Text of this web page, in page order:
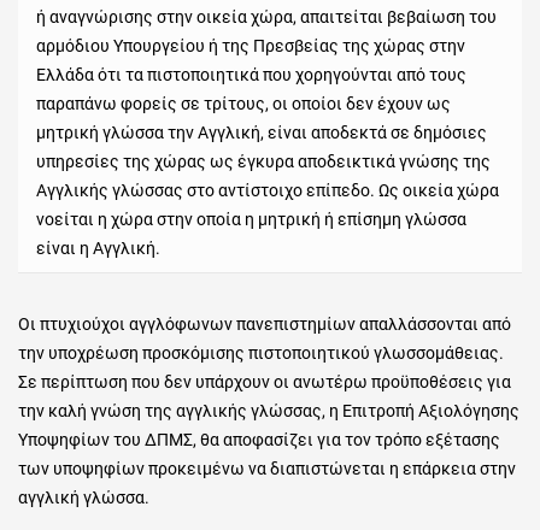
ή αναγνώρισης στην οικεία χώρα, απαιτείται βεβαίωση του
αρμόδιου Υπουργείου ή της Πρεσβείας της χώρας στην
Ελλάδα ότι τα πιστοποιητικά που χορηγούνται από τους
παραπάνω φορείς σε τρίτους, οι οποίοι δεν έχουν ως
μητρική γλώσσα την Αγγλική, είναι αποδεκτά σε δημόσιες
υπηρεσίες της χώρας ως έγκυρα αποδεικτικά γνώσης της
Αγγλικής γλώσσας στο αντίστοιχο επίπεδο. Ως οικεία χώρα
νοείται η χώρα στην οποία η μητρική ή επίσημη γλώσσα
είναι η Αγγλική.
Οι πτυχιούχοι αγγλόφωνων πανεπιστημίων απαλλάσσονται από
την υποχρέωση προσκόμισης πιστοποιητικού γλωσσομάθειας.
Σε περίπτωση που δεν υπάρχουν οι ανωτέρω προϋποθέσεις για
την καλή γνώση της αγγλικής γλώσσας, η Επιτροπή Αξιολόγησης
Υποψηφίων του ΔΠΜΣ, θα αποφασίζει για τον τρόπο εξέτασης
των υποψηφίων προκειμένω να διαπιστώνεται η επάρκεια στην
αγγλική γλώσσα.